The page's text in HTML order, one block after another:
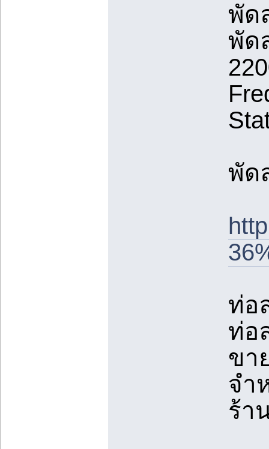
พัด
พัด
พัด
ท่อ
ท่อ
ขา
จำ
ร้า